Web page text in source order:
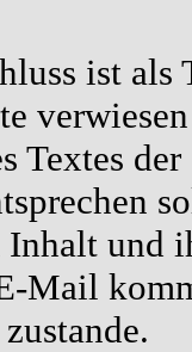
ist
Textes
Inhalt
Mail